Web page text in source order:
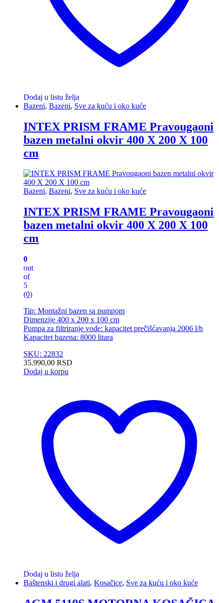
Dodaj u listu želja
Bazeni, Bazeni, Sve za kuću i oko kuće
INTEX PRISM FRAME Pravougaoni
bazen metalni okvir 400 X 200 X 100
cm
Bazeni, Bazeni, Sve za kuću i oko kuće
INTEX PRISM FRAME Pravougaoni
bazen metalni okvir 400 X 200 X 100
cm
0
out
of
5
(0)
Tip: Montažni bazen sa pumpom
Dimenzije 400 x 200 x 100 cm
Pumpa za filtriranje vode: kapacitet prečišćavanja 2006 l/h
Kapacitet bazena: 8000 litara
SKU: 22832
35.990,00 RSD
Dodaj u korpu
Dodaj u listu želja
Baštenski i drugi alati, Kosačice, Sve za kuću i oko kuće